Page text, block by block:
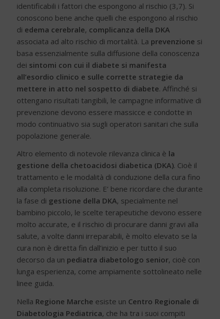
identificabili i fattori che espongono al rischio (3,7). Si
conoscono bene anche quelli che espongono al rischio
di edema cerebrale, complicanza della DKA
associata ad alto rischio di mortalità. La prevenzione si
basa essenzialmente sulla diffusione della conoscenza
dei sintomi con cui il diabete si manifesta
all’esordio clinico e sulle corrette strategie da
mettere in atto nel sospetto di diabete. Affinché si
ottengano risultati tangibili, le campagne informative di
prevenzione devono essere massicce e condotte in
modo continuativo sia sugli operatori sanitari che sulla
popolazione generale.
Altro elemento di notevole rilevanza clinica è la
gestione della chetoacidosi diabetica (DKA). Cioè il
trattamento e le modalità di conduzione della cura fino
alla completa risoluzione. E’ bene ricordare che durante
la fase di gestione della DKA, specialmente nel
bambino piccolo, le scelte terapeutiche devono essere
molto accurate, e il rischio di procurare danni gravi alla
salute, a volte danni irreparabili, è molto elevato se la
cura non è diretta fin dall’inizio e per tutto il suo
decorso da un pediatra diabetologo senior, cioè con
lunga esperienza, come ampiamente sottolineato nelle
linee guida.
Nella Regione Marche esiste un Centro Regionale di
Diabetologia Pediatrica, che ha tra i suoi compiti